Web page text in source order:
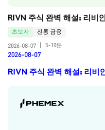
RIVN 주식 완벽 해설: 리비
초보자
전통 금융
2026-08-07
5-10분
2026-08-07
RIVN 주식 완벽 해설: 리비